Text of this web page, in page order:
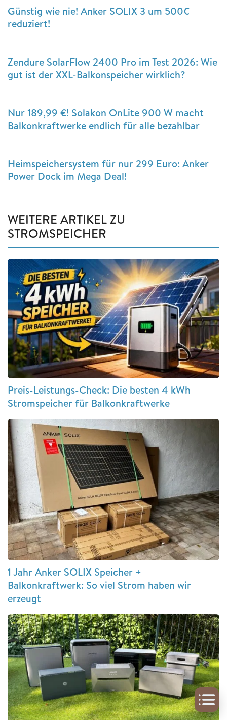
Günstig wie nie! Anker SOLIX 3 um 500€
reduziert!
Zendure SolarFlow 2400 Pro im Test 2026: Wie
gut ist der XXL-Balkonspeicher wirklich?
Nur 189,99 €! Solakon OnLite 900 W macht
Balkonkraftwerke endlich für alle bezahlbar
Heimspeichersystem für nur 299 Euro: Anker
Power Dock im Mega Deal!
WEITERE ARTIKEL ZU
STROMSPEICHER
Preis-Leistungs-Check: Die besten 4 kWh
Stromspeicher für Balkonkraftwerke
1 Jahr Anker SOLIX Speicher +
Balkonkraftwerk: So viel Strom haben wir
erzeugt